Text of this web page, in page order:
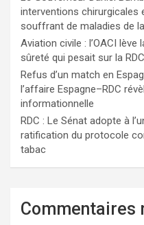
interventions chirurgicales
souffrant de maladies de
Aviation civile : l’OACI
sûreté qui pesait sur la RDC
Refus d’un match en
l’affaire Espagne–RDC
informationnelle
RDC : Le Sénat adopte à
ratification du protocole
tabac
Commentaires